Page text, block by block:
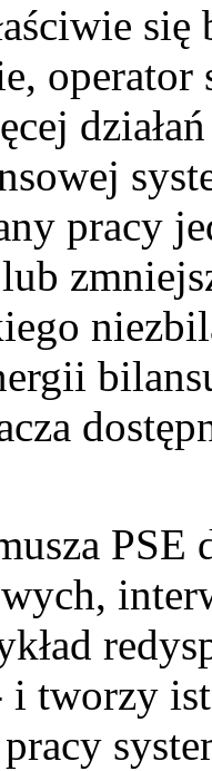
operator
pracy
PSE
i tworzy